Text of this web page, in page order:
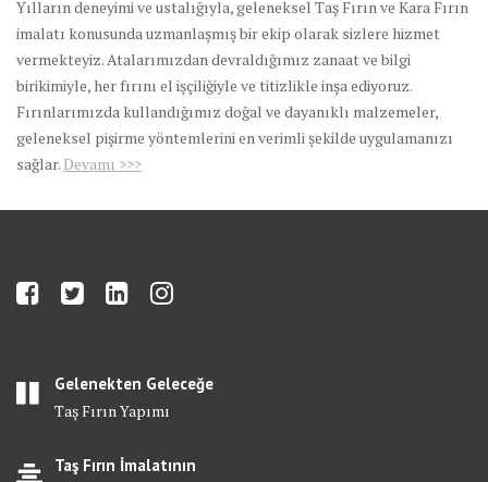
Yılların deneyimi ve ustalığıyla, geleneksel Taş Fırın ve Kara Fırın
imalatı konusunda uzmanlaşmış bir ekip olarak sizlere hizmet
vermekteyiz. Atalarımızdan devraldığımız zanaat ve bilgi
birikimiyle, her fırını el işçiliğiyle ve titizlikle inşa ediyoruz.
Fırınlarımızda kullandığımız doğal ve dayanıklı malzemeler,
geleneksel pişirme yöntemlerini en verimli şekilde uygulamanızı
sağlar. Devamı >>>
Gelenekten Geleceğe
Taş Fırın Yapımı
Taş Fırın İmalatının